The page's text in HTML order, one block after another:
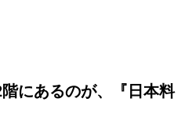
にあるのが、『日本料